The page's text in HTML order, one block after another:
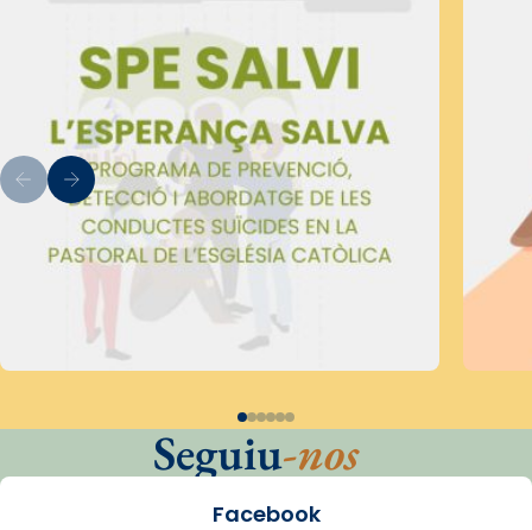
Seguiu-nos
Facebook